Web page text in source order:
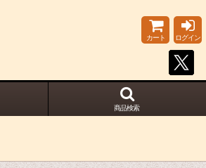
カート ログイン
商品検索